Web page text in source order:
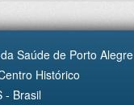
Saúde de Porto Alegre
Histórico
- Brasil